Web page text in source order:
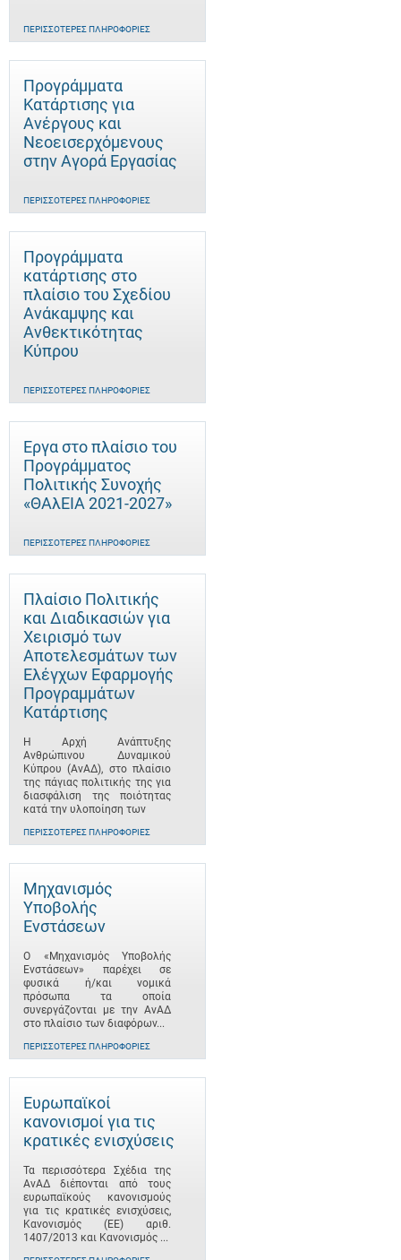
ΠΕΡΙΣΣΌΤΕΡΕΣ ΠΛΗΡΟΦΟΡΊΕΣ
Προγράμματα
Κατάρτισης για
Ανέργους και
Νεοεισερχόμενους
στην Αγορά Εργασίας
ΠΕΡΙΣΣΌΤΕΡΕΣ ΠΛΗΡΟΦΟΡΊΕΣ
Προγράμματα
κατάρτισης στο
πλαίσιο του Σχεδίου
Ανάκαμψης και
Ανθεκτικότητας
Κύπρου
ΠΕΡΙΣΣΌΤΕΡΕΣ ΠΛΗΡΟΦΟΡΊΕΣ
Έργα στο πλαίσιο του
Προγράμματος
Πολιτικής Συνοχής
«ΘΑλΕΙΑ 2021-2027»
ΠΕΡΙΣΣΌΤΕΡΕΣ ΠΛΗΡΟΦΟΡΊΕΣ
Πλαίσιο Πολιτικής
και Διαδικασιών για
Χειρισμό των
Αποτελεσμάτων των
Ελέγχων Εφαρμογής
Προγραμμάτων
Κατάρτισης
Η Αρχή Ανάπτυξης
Ανθρώπινου Δυναμικού
Κύπρου (ΑνΑΔ), στο πλαίσιο
της πάγιας πολιτικής της για
διασφάλιση της ποιότητας
κατά την υλοποίηση των
ΠΕΡΙΣΣΌΤΕΡΕΣ ΠΛΗΡΟΦΟΡΊΕΣ
Μηχανισμός
Υποβολής
Ενστάσεων
Ο «Μηχανισμός Υποβολής
Ενστάσεων» παρέχει σε
φυσικά ή/και νομικά
πρόσωπα τα οποία
συνεργάζονται με την ΑνΑΔ
στο πλαίσιο των διαφόρων...
ΠΕΡΙΣΣΌΤΕΡΕΣ ΠΛΗΡΟΦΟΡΊΕΣ
Ευρωπαϊκοί
κανονισμοί για τις
κρατικές ενισχύσεις
Τα περισσότερα Σχέδια της
ΑνΑΔ διέπονται από τους
ευρωπαϊκούς κανονισμούς
για τις κρατικές ενισχύσεις,
Κανονισμός (ΕΕ) αριθ.
1407/2013 και Κανονισμός ...